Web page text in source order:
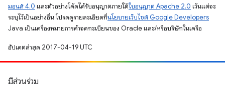
มอนส์ 4.0 และตัวอย่างโค้ดได้รับอนุญาตภายใต้ใบอนุญาต Apache 2.0 เว้นแต่จะ
ระบุไว้เป็นอย่างอื่น โปรดดูรายละเอียดที่นโยบายเว็บไซต์ Google Developers
Java เป็นเครื่องหมายการค้าจดทะเบียนของ Oracle และ/หรือบริษัทในเครือ
อัปเดตล่าสุด 2017-04-19 UTC
มีส่วนร่วม